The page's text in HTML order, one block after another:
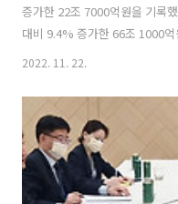
증가한 22조 7000억원을 기록
대비 9.4% 증가한 66조 1000
자원부와 한국산업기술진흥원
면 국내 R&D 투자 상위 1000
가해 지난해에는 60조원을 돌
년 대비 R&D 투자액 증가율도
올라 2013년 10.5% 이후 가장
9000억원으로 전체의 87...
2022. 11. 22.